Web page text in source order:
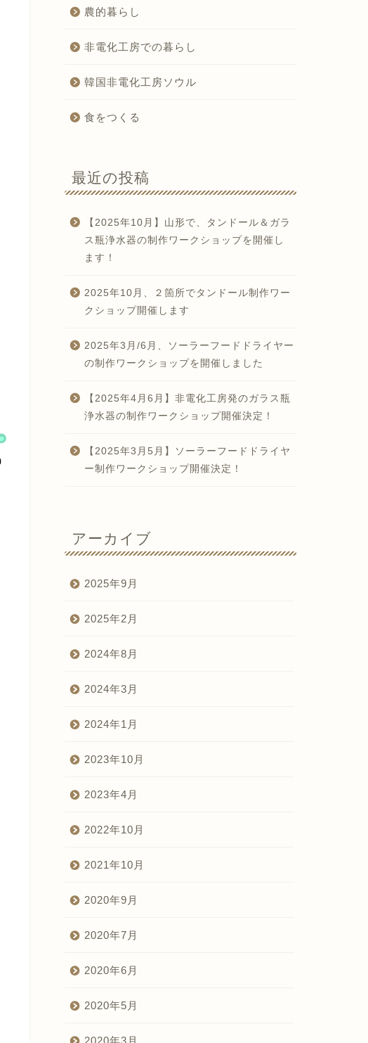
農的暮らし
非電化工房での暮らし
韓国非電化工房ソウル
食をつくる
最近の投稿
【2025年10月】山形で、タンドール＆ガラ
ス瓶浄水器の制作ワークショップを開催し
ます！
2025年10月、２箇所でタンドール制作ワー
クショップ開催します
2025年3月/6月、ソーラーフードドライヤー
の制作ワークショップを開催しました
【2025年4月6月】非電化工房発のガラス瓶
浄水器の制作ワークショップ開催決定！
【2025年3月5月】ソーラーフードドライヤ
ー制作ワークショップ開催決定！
アーカイブ
2025年9月
2025年2月
2024年8月
2024年3月
2024年1月
2023年10月
2023年4月
2022年10月
2021年10月
2020年9月
2020年7月
2020年6月
2020年5月